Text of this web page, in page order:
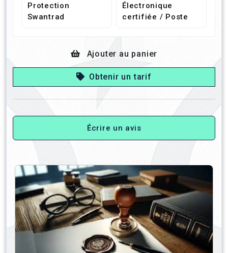
Protection
Swantrad
Électronique
certifiée / Poste
Ajouter au panier
Obtenir un tarif
Écrire un avis